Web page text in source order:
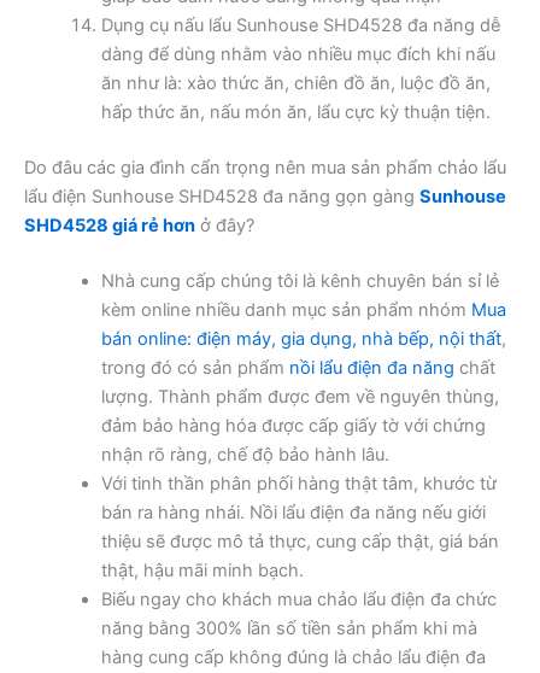
Dụng cụ nấu lẩu Sunhouse SHD4528 đa năng dễ
dàng để dùng nhằm vào nhiều mục đích khi nấu
ăn như là: xào thức ăn, chiên đồ ăn, luộc đồ ăn,
hấp thức ăn, nấu món ăn, lẩu cực kỳ thuận tiện.
Do đâu các gia đình cẩn trọng nên mua sản phẩm chảo lẩu
lẩu điện Sunhouse SHD4528 đa năng gọn gàng Sunhouse
SHD4528 giá rẻ hơn ở đây?
Nhà cung cấp chúng tôi là kênh chuyên bán sỉ lẻ
kèm online nhiều danh mục sản phẩm nhóm Mua
bán online: điện máy, gia dụng, nhà bếp, nội thất,
trong đó có sản phẩm nồi lẩu điện đa năng chất
lượng. Thành phẩm được đem về nguyên thùng,
đảm bảo hàng hóa được cấp giấy tờ với chứng
nhận rõ ràng, chế độ bảo hành lâu.
Với tinh thần phân phối hàng thật tâm, khước từ
bán ra hàng nhái. Nồi lẩu điện đa năng nếu giới
thiệu sẽ được mô tả thực, cung cấp thật, giá bán
thật, hậu mãi minh bạch.
Biếu ngay cho khách mua chảo lẩu điện đa chức
năng bằng 300% lần số tiền sản phẩm khi mà
hàng cung cấp không đúng là chảo lẩu điện đa